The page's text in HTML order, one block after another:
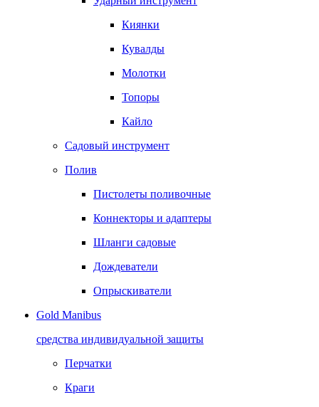
Киянки
Кувалды
Молотки
Топоры
Кайло
Садовый инструмент
Полив
Пистолеты поливочные
Коннекторы и адаптеры
Шланги садовые
Дождеватели
Опрыскиватели
Gold Manibus
средства индивидуальной защиты
Перчатки
Краги